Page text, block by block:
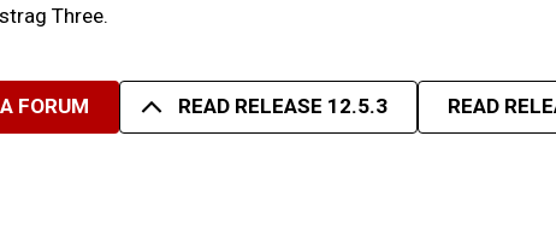
Three.
FORUM READ RELEASE 12.5.3 READ